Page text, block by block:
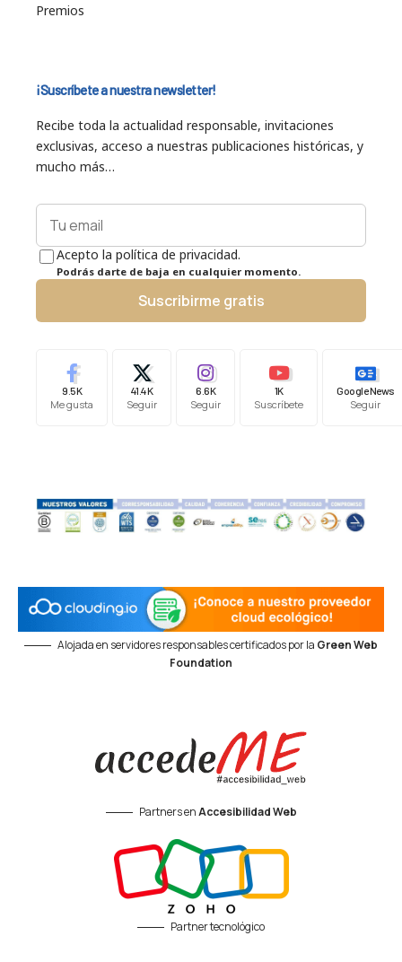
Premios
¡Suscríbete a nuestra newsletter!
Recibe toda la actualidad responsable, invitaciones
exclusivas, acceso a nuestras publicaciones históricas, y
mucho más…
Acepto la política de privacidad.
Podrás darte de baja en cualquier momento.
Suscribirme gratis
9.5K
Me gusta
41.4K
Seguir
6.6K
Seguir
1K
Suscríbete
Google News
Seguir
Alojada en servidores responsables certificados por la Green Web
Foundation
Partners enAccesibilidad Web
Partner tecnológico